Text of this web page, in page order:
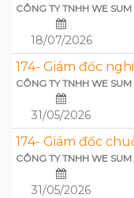
CÔNG TY TNHH WE
18/07/2026
174- Giám đốc
CÔNG TY TNHH WE
31/05/2026
174- Giám đốc
CÔNG TY TNHH WE
31/05/2026